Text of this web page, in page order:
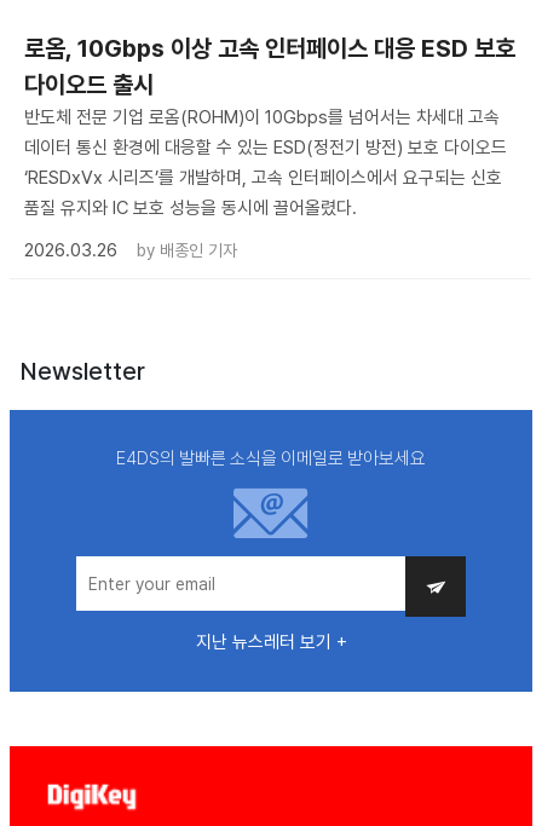
로옴, 10Gbps 이상 고속 인터페이스 대응 ESD 보호
다이오드 출시
반도체 전문 기업 로옴(ROHM)이 10Gbps를 넘어서는 차세대 고속
데이터 통신 환경에 대응할 수 있는 ESD(정전기 방전) 보호 다이오드
‘RESDxVx 시리즈’를 개발하며, 고속 인터페이스에서 요구되는 신호
품질 유지와 IC 보호 성능을 동시에 끌어올렸다.
2026.03.26
by 배종인 기자
Newsletter
E4DS의 발빠른 소식을 이메일로 받아보세요
지난 뉴스레터 보기 +